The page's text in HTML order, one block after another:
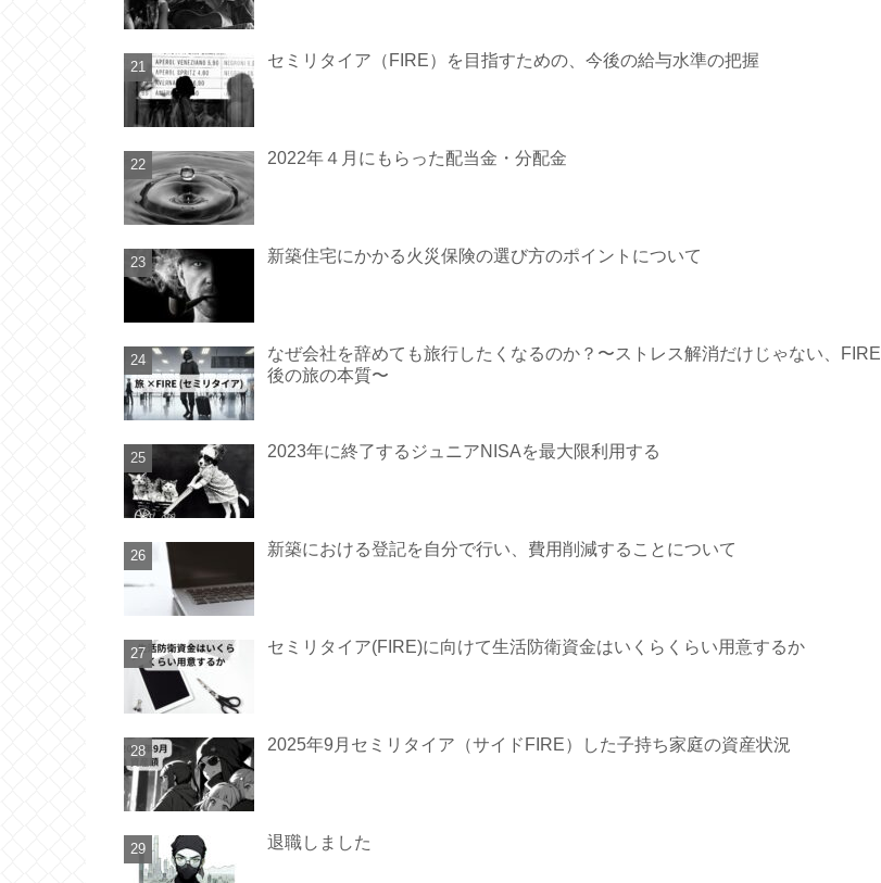
セミリタイア（FIRE）を目指すための、今後の給与水準の把握
2022年４月にもらった配当金・分配金
新築住宅にかかる火災保険の選び方のポイントについて
なぜ会社を辞めても旅行したくなるのか？〜ストレス解消だけじゃない、FIRE
後の旅の本質〜
2023年に終了するジュニアNISAを最大限利用する
新築における登記を自分で行い、費用削減することについて
セミリタイア(FIRE)に向けて生活防衛資金はいくらくらい用意するか
2025年9月セミリタイア（サイドFIRE）した子持ち家庭の資産状況
退職しました